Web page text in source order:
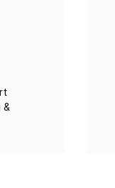
&